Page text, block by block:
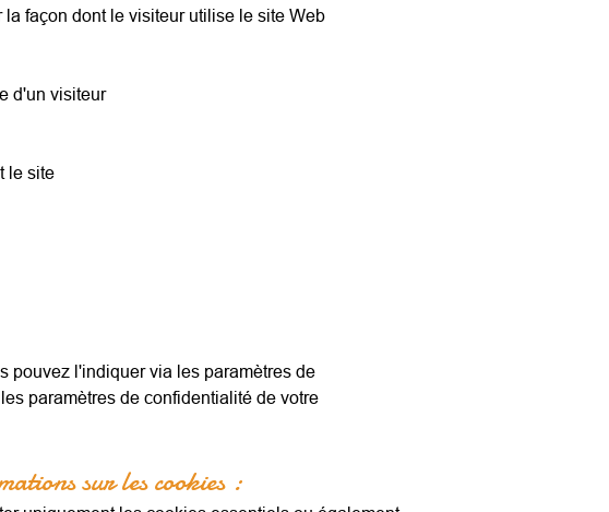
façon dont le visiteur utilise le site Web
d'un visiteur
le site
pouvez l'indiquer via les paramètres de
paramètres de confidentialité de votre
sur les cookies :